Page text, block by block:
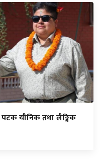
यौनिक तथा लैङ्गिक